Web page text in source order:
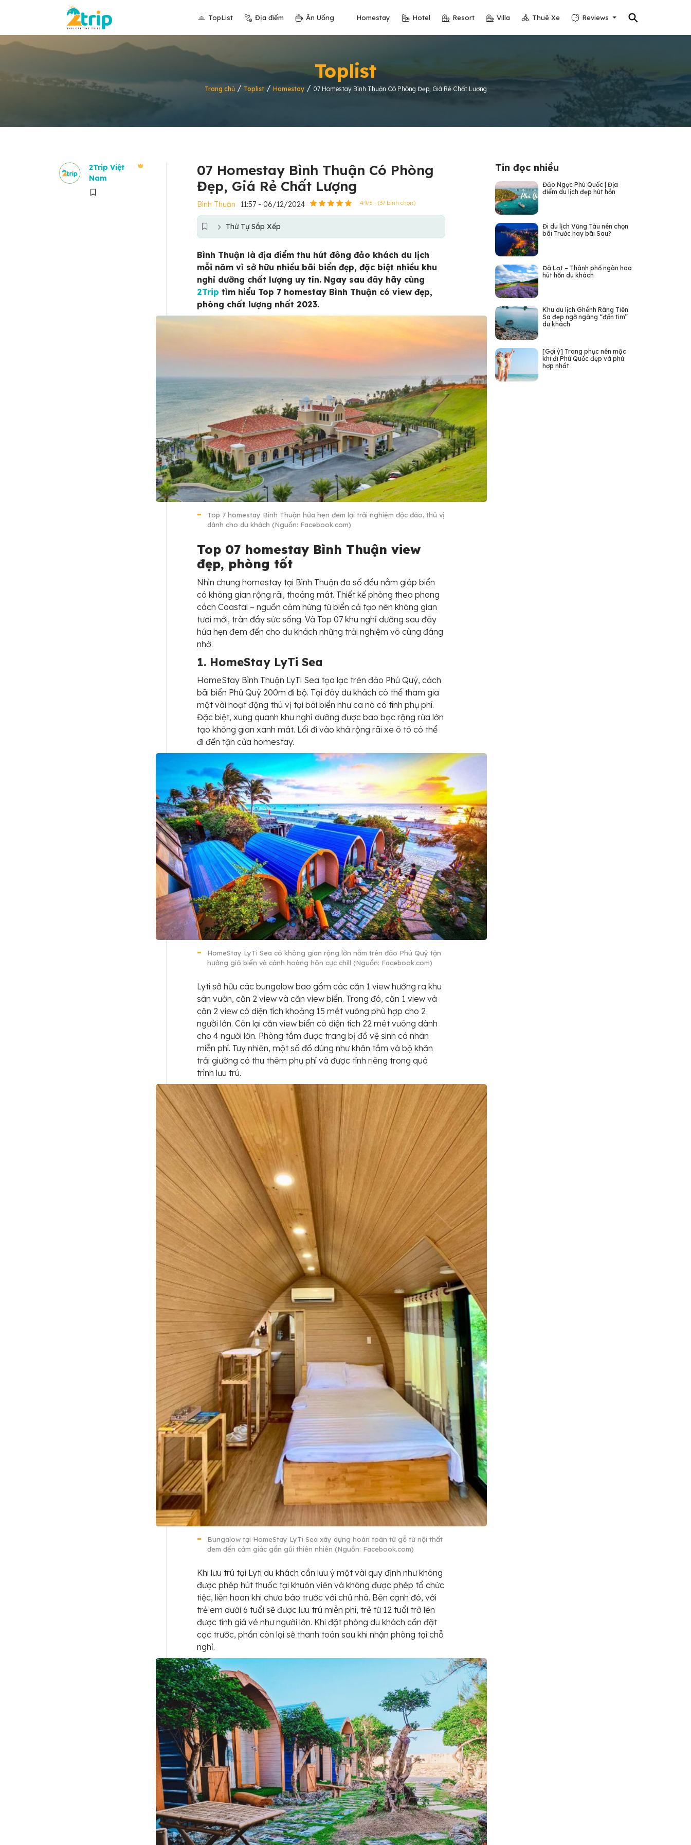
⚲
TopList Địa điểm Ăn Uống Homestay Hotel Resort Villa Thuê Xe Reviews
Toplist
Trang chủ/ Toplist/ Homestay/ 07 Homestay Bình Thuận Có Phòng Đẹp, Giá Rẻ Chất Lượng
2Trip Việt
Nam
07 Homestay Bình Thuận Có Phòng
Đẹp, Giá Rẻ Chất Lượng
Bình Thuận 11:57 - 06/12/2024 4.9/5 - (37 bình chọn)
Thứ Tự Sắp Xếp
Bình Thuận là địa điểm thu hút đông đảo khách du lịch
mỗi năm vì sở hữu nhiều bãi biển đẹp, đặc biệt nhiều khu
nghỉ dưỡng chất lượng uy tín. Ngay sau đây hãy cùng
2Trip tìm hiểu Top 7 homestay Bình Thuận có view đẹp,
phòng chất lượng nhất 2023.
Top 7 homestay Bình Thuận hứa hẹn đem lại trải nghiệm độc đáo, thú vị
dành cho du khách (Nguồn: Facebook.com)
Top 07 homestay Bình Thuận view
đẹp, phòng tốt
Nhìn chung homestay tại Bình Thuận đa số đều nằm giáp biển
có không gian rộng rãi, thoáng mát. Thiết kế phòng theo phong
cách Coastal – nguồn cảm hứng từ biển cả tạo nên không gian
tươi mới, tràn đầy sức sống. Và Top 07 khu nghỉ dưỡng sau đây
hứa hẹn đem đến cho du khách những trải nghiệm vô cùng đáng
nhớ.
1. HomeStay LyTi Sea
HomeStay Bình Thuận LyTi Sea tọa lạc trên đảo Phú Quý, cách
bãi biển Phú Quý 200m đi bộ. Tại đây du khách có thể tham gia
một vài hoạt động thú vị tại bãi biển như ca nô có tính phụ phí.
Đặc biệt, xung quanh khu nghỉ dưỡng được bao bọc rặng rừa lớn
tạo không gian xanh mát. Lối đi vào khá rộng rãi xe ô tô có thể
đi đến tận cửa homestay.
HomeStay LyTi Sea có không gian rộng lớn nằm trên đảo Phú Quý tận
hưởng gió biển và cảnh hoàng hôn cực chill (Nguồn: Facebook.com)
Lyti sở hữu các bungalow bao gồm các căn 1 view hướng ra khu
sân vườn, căn 2 view và căn view biển. Trong đó, căn 1 view và
căn 2 view có diện tích khoảng 15 mét vuông phù hợp cho 2
người lớn. Còn lại căn view biển có diện tích 22 mét vuông dành
cho 4 người lớn. Phòng tắm được trang bị đồ vệ sinh cá nhân
miễn phí. Tuy nhiên, một số đồ dùng như khăn tắm và bộ khăn
trải giường có thu thêm phụ phí và được tính riêng trong quá
trình lưu trú.
Bungalow tại HomeStay LyTi Sea xây dựng hoàn toàn từ gỗ từ nội thất
đem đến cảm giác gần gũi thiên nhiên (Nguồn: Facebook.com)
Khi lưu trú tại Lyti du khách cần lưu ý một vài quy định như không
được phép hút thuốc tại khuôn viên và không được phép tổ chức
tiệc, liên hoan khi chưa báo trước với chủ nhà. Bên cạnh đó, với
trẻ em dưới 6 tuổi sẽ được lưu trú miễn phí, trẻ từ 12 tuổi trở lên
được tính giá vé như người lớn. Khi đặt phòng du khách cần đặt
cọc trước, phần còn lại sẽ thanh toán sau khi nhận phòng tại chỗ
nghỉ.
Tin đọc nhiều
Đảo Ngọc Phú Quốc | Địa
điểm du lịch đẹp hút hồn
Đi du lịch Vũng Tàu nên chọn
bãi Trước hay bãi Sau?
Đà Lạt – Thành phố ngàn hoa
hút hồn du khách
Khu du lịch Ghềnh Ráng Tiên
Sa đẹp ngỡ ngàng “đốn tim”
du khách
[Gợi ý] Trang phục nên mặc
khi đi Phú Quốc đẹp và phù
hợp nhất